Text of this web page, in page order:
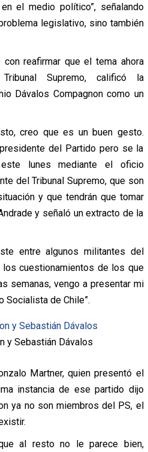
el medio político”, señalando
legislativo, sino también
reafirmar que el tema ahora
Supremo, calificó la
Dávalos Compagnon como un
creo que es un buen gesto.
del Partido pero se la
lunes mediante el oficio
del Tribunal Supremo, que son
y que tendrán que tomar
y señaló un extracto de la
entre algunos militantes del
cuestionamientos de los que
semanas, vengo a presentar mi
Socialista de Chile”.
y Sebastián Dávalos
Martner, quien presentó el
instancia de ese partido dijo
ya no son miembros del PS, el
al resto no le parece bien,